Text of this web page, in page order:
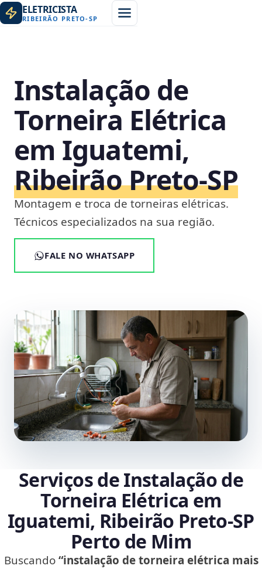
ELETRICISTA
RIBEIRÃO PRETO-SP
Instalação de
Torneira Elétrica
em Iguatemi,
Ribeirão Preto‑SP
Montagem e troca de torneiras elétricas.
Técnicos especializados na sua região.
FALE NO WHATSAPP
Serviços de Instalação de
Torneira Elétrica em
Iguatemi, Ribeirão Preto‑SP
Perto de Mim
Buscando“instalação de torneira elétrica mais